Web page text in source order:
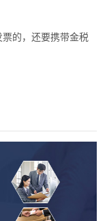
的，还要携带金税